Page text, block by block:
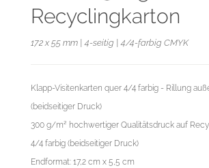
Recyclingkarton
172 x 55 mm | 4-seitig | 4/4-farbig CMYK
Klapp-Visitenkarten quer 4/4 farbig - Rillung
(beidseitiger Druck)
300 g/m² hochwertiger Qualitätsdruck auf
4/4 farbig (beidseitiger Druck)
Endformat: 17,2 cm x 5,5 cm